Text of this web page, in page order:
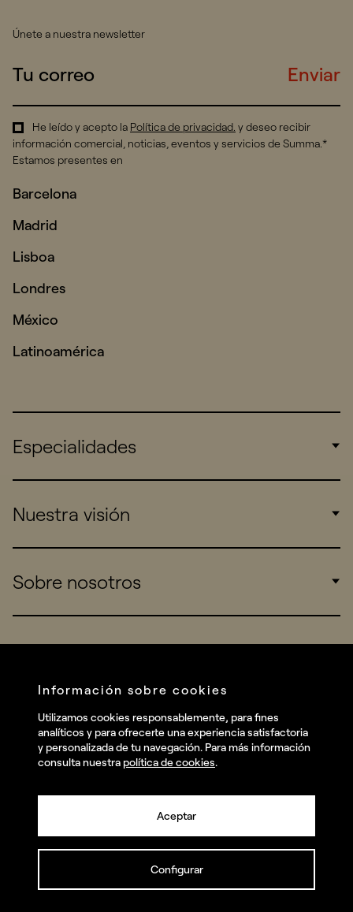
Únete a nuestra newsletter
Enviar
He leído y acepto la Política de privacidad. y deseo recibir
información comercial, noticias, eventos y servicios de Summa.*
Estamos presentes en
Barcelona
Madrid
Lisboa
Londres
México
Latinoamérica
Especialidades
Consumers
Startups
Nuestra visión
Work
Sobre nosotros
Talent
Contact
Instagram
Facebook
© summa.es Todos los derechos reservados.
Información sobre cookies
Utilizamos cookies responsablemente, para fines
analíticos y para ofrecerte una experiencia satisfactoria
y personalizada de tu navegación. Para más información
consulta nuestra política de cookies.
Aceptar
Configurar